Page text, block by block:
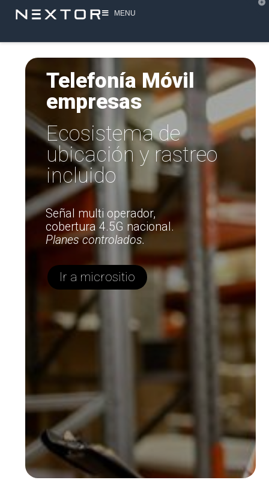
MENU
PBX
en la
Nube
Ver
más
Telefonía Móvil
empresas
Ecosistema de
ubicación y rastreo
incluido
Señal multi operador,
cobertura 4.5G nacional.
Planes controlados.
Ir a micrositio